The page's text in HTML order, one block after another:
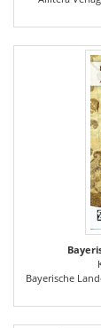
Bayerische